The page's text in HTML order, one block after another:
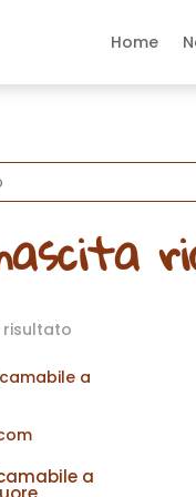
Home
risultato
a